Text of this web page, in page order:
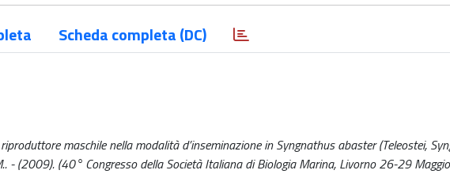
Scheda completa (DC)
maschile nella modalità d’inseminazione in Syngnathus abaster (Teleostei,
- (2009). (40° Congresso della Società Italiana di Biologia Marina, Livorno 26-29